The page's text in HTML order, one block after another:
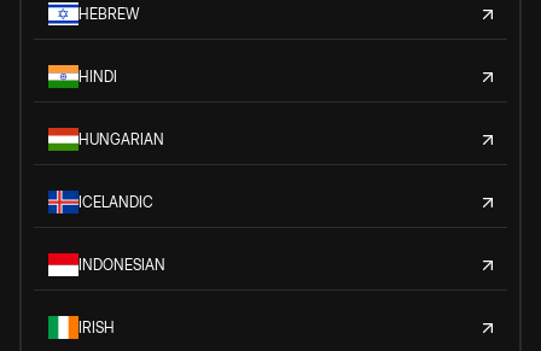
HEBREW
HINDI
HUNGARIAN
ICELANDIC
INDONESIAN
IRISH